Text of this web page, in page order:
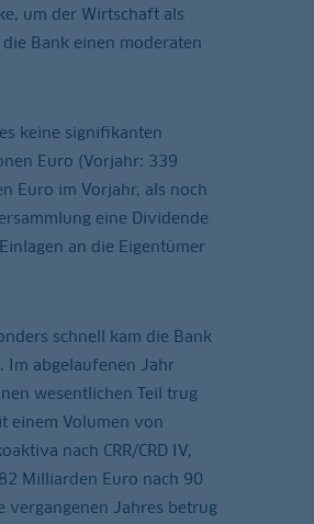
um der Wirtschaft als
Bank einen moderaten
keine signifikanten
Euro (Vorjahr: 339
Euro im Vorjahr, als noch
eine Dividende
an die Eigentümer
schnell kam die Bank
Im abgelaufenen Jahr
wesentlichen Teil trug
einem Volumen von
nach CRR/CRD IV,
Milliarden Euro nach 90
vergangenen Jahres betrug